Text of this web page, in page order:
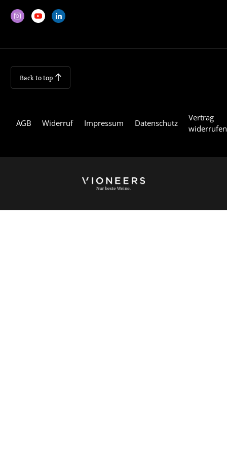
AGB Widerruf Impressum Datenschutz
Vertrag
widerrufen
Back to top